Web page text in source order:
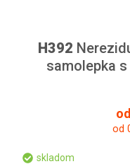
H392
samolepka
od
skladom